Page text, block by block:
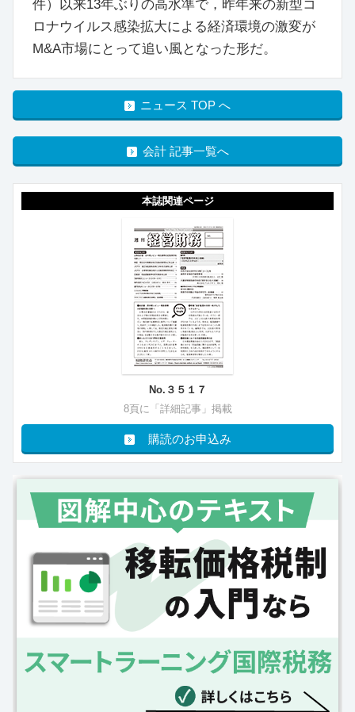
件）以来13年ぶりの高水準で，昨年来の新型コ
ロナウイルス感染拡大による経済環境の激変が
M&A市場にとって追い風となった形だ。
ニュース TOP へ
会計 記事一覧へ
本誌関連ページ
No.３５１７
8頁に「詳細記事」掲載
購読のお申込み